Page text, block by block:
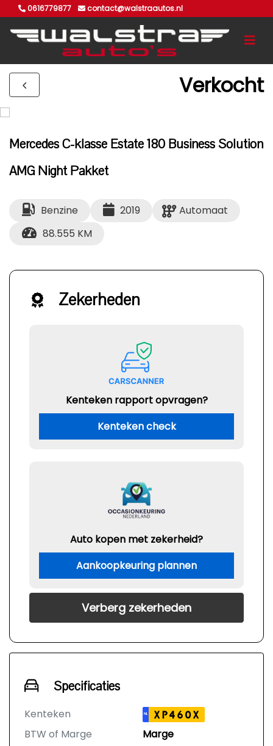
0616779877 contact@walstraautos.nl
Verkocht
Mercedes C-klasse Estate 180 Business Solution
AMG Night Pakket
Benzine 2019
Automaat
88.555 KM
Zekerheden
Kenteken rapport opvragen?
Kenteken check
Auto kopen met zekerheid?
Aankoopkeuring plannen
Verberg zekerheden
Specificaties
Kenteken NL XP460X
BTW of Marge
Marge